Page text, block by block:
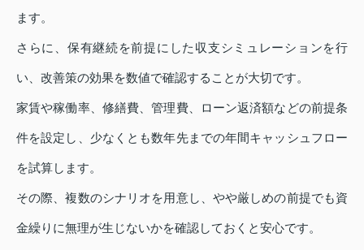
ます。
さらに、保有継続を前提にした収支シミュレーションを行
い、改善策の効果を数値で確認することが大切です。
家賃や稼働率、修繕費、管理費、ローン返済額などの前提条
件を設定し、少なくとも数年先までの年間キャッシュフロー
を試算します。
その際、複数のシナリオを用意し、やや厳しめの前提でも資
金繰りに無理が生じないかを確認しておくと安心です。